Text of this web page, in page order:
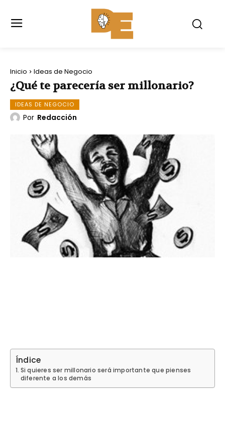
Inicio Ideas de Negocio
¿Qué te parecería ser millonario?
IDEAS DE NEGOCIO
Por Redacción
Índice
Si quieres ser millonario será importante que pienses
diferente a los demás